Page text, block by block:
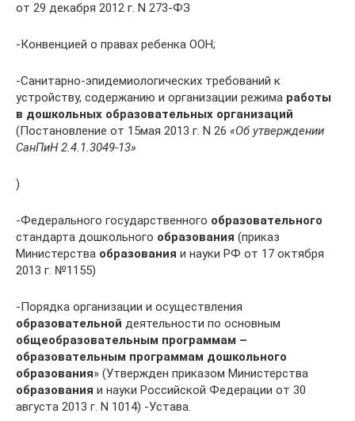
от 29 декабря 2012 г. N 273-ФЗ
-Конвенцией о правах ребенка ООН;
-Санитарно-эпидемиологических требований к
устройству, содержанию и организации режима работы
в дошкольных образовательных организаций
(Постановление от 15мая 2013 г. N 26 «Об утверждении
СанПиН 2.4.1.3049-13»
)
-Федерального государственного образовательного
стандарта дошкольного образования (приказ
Министерства образования и науки РФ от 17 октября
2013 г. №1155)
-Порядка организации и осуществления
образовательной деятельности по основным
общеобразовательным программам –
образовательным программам дошкольного
образования» (Утвержден приказом Министерства
образования и науки Российской Федерации от 30
августа 2013 г. N 1014) -Устава.